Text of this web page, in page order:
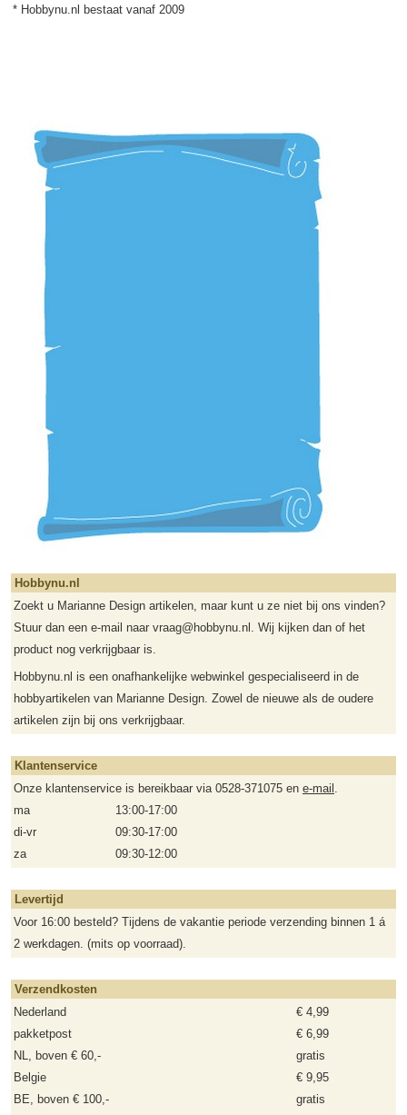
* Hobbynu.nl bestaat vanaf 2009
Hobbynu.nl
Zoekt u Marianne Design artikelen, maar kunt u ze niet bij ons vinden?
Stuur dan een e-mail naar vraag@hobbynu.nl. Wij kijken dan of het
product nog verkrijgbaar is.
Hobbynu.nl is een onafhankelijke webwinkel gespecialiseerd in de
hobbyartikelen van Marianne Design. Zowel de nieuwe als de oudere
artikelen zijn bij ons verkrijgbaar.
Klantenservice
Onze klantenservice is bereikbaar via 0528-371075 en e-mail .
ma
13:00-17:00
di-vr
09:30-17:00
za
09:30-12:00
Levertijd
Voor 16:00 besteld? Tijdens de vakantie periode verzending binnen 1 á
2 werkdagen. (mits op voorraad).
Verzendkosten
Nederland
€ 4,99
pakketpost
€ 6,99
NL, boven € 60,-
gratis
Belgie
€ 9,95
BE, boven € 100,-
gratis